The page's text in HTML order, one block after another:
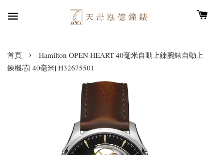
首頁 ›
Hamilton OPEN HEART 40毫米自動上鍊腕錶自動上
鍊機芯| 40毫米| H32675501